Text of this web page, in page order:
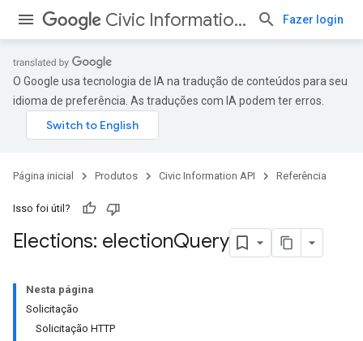
Civic Information API Fazer login
O Google usa tecnologia de IA na tradução de conteúdos para seu
idioma de preferência. As traduções com IA podem ter erros.
Página inicial Produtos Civic Information API Referência
Isso foi útil?
Elections: electionQuery
Nesta página
Solicitação
Solicitação HTTP